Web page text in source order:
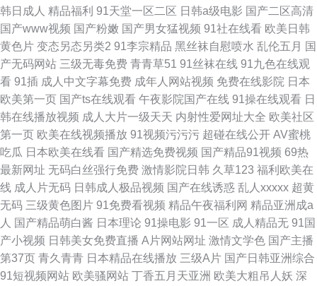
韩日成人 精品福利 91天堂一区二区 日韩a级电影 国产二区高清
国产www视频 国产粉嫩 国产男女猛视频 91社在线看 欧美日韩
黄色片 变态另态另类2 91李宗精品 黑丝袜自慰喷水 乱伦五月 国
产无码网站 三级无毒免费 青青草51 91丝袜在线 91九色在线观
看 91插 成人中文字幕免费 成年人网站视频 免费在线影院 日本
欧美第一页 国产ts在线观看 午夜影院国产在线 91操在线观看 日
韩在线播放视频 成人大片一级天天 内射性爱网址大全 欧美社区
第一页 欧美在线视频播放 91视频污污污 超碰在线公开 AV蜜桃
吃瓜 日本欧美在线看 国产精选免费视频 国产精品91视频 69热
最新网址 无码白丝强行免费 激情影院日韩 久草123 福利欧美在
线 成人片无码 日韩成人极品视频 国产在线诱惑 乱人xxxxx 超黄
无码 三级黄色图片 91免费看视频 精品午夜福利网 精品亚洲成a
人 国产精品萌白酱 日本理论 91操电影 91一区 成人精品无 91国
产小视频 日韩美女免费直播 A片网站网址 激情文学色 国产主播
第37页 青久青青 日本精品在线播放 三级A片 国产日韩亚洲综合
91短视频网站 欧美骚网站 丁香五月天亚洲 欧美大粗吊人妖 深